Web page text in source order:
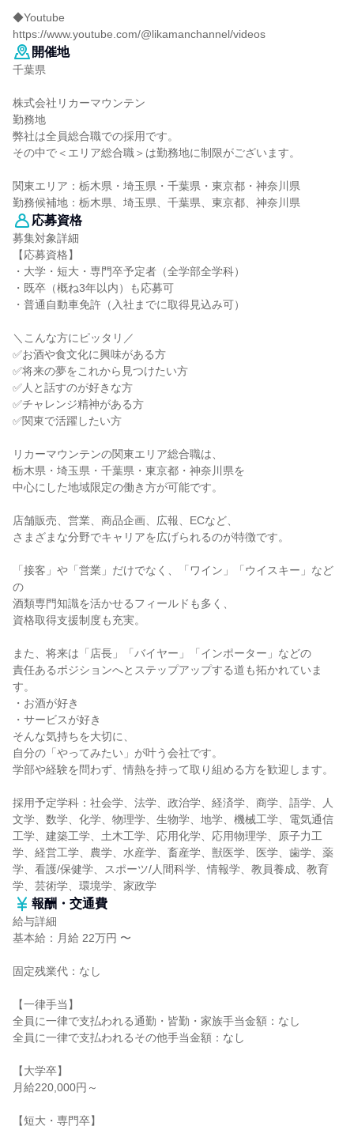
◆Youtube
https://www.youtube.com/@likamanchannel/videos
開催地
千葉県
株式会社リカーマウンテン
勤務地
弊社は全員総合職での採用です。
その中で＜エリア総合職＞は勤務地に制限がございます。
関東エリア：栃木県・埼玉県・千葉県・東京都・神奈川県
勤務候補地：栃木県、埼玉県、千葉県、東京都、神奈川県
応募資格
募集対象詳細
【応募資格】
・大学・短大・専門卒予定者（全学部全学科）
・既卒（概ね3年以内）も応募可
・普通自動車免許（入社までに取得見込み可）
＼こんな方にピッタリ／
✅お酒や食文化に興味がある方
✅将来の夢をこれから見つけたい方
✅人と話すのが好きな方
✅チャレンジ精神がある方
✅関東で活躍したい方
リカーマウンテンの関東エリア総合職は、
栃木県・埼玉県・千葉県・東京都・神奈川県を
中心にした地域限定の働き方が可能です。
店舗販売、営業、商品企画、広報、ECなど、
さまざまな分野でキャリアを広げられるのが特徴です。
「接客」や「営業」だけでなく、「ワイン」「ウイスキー」など
の
酒類専門知識を活かせるフィールドも多く、
資格取得支援制度も充実。
また、将来は「店長」「バイヤー」「インポーター」などの
責任あるポジションへとステップアップする道も拓かれていま
す。
・お酒が好き
・サービスが好き
そんな気持ちを大切に、
自分の「やってみたい」が叶う会社です。
学部や経験を問わず、情熱を持って取り組める方を歓迎します。
採用予定学科：社会学、法学、政治学、経済学、商学、語学、人
文学、数学、化学、物理学、生物学、地学、機械工学、電気通信
工学、建築工学、土木工学、応用化学、応用物理学、原子力工
学、経営工学、農学、水産学、畜産学、獣医学、医学、歯学、薬
学、看護/保健学、スポーツ/人間科学、情報学、教員養成、教育
学、芸術学、環境学、家政学
報酬・交通費
給与詳細
基本給：月給 22万円 〜
固定残業代：なし
【一律手当】
全員に一律で支払われる通勤・皆勤・家族手当金額：なし
全員に一律で支払われるその他手当金額：なし
【大学卒】
月給220,000円～
【短大・専門卒】